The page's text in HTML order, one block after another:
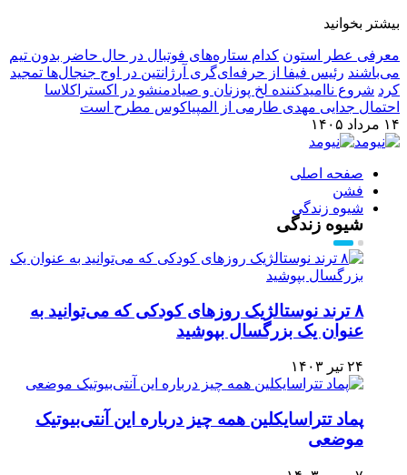
بیشتر بخوانید
معرفی عطر استون کدام ستاره‌های فوتبال در حال حاضر بدون تیم
می‌باشند رئیس فیفا از حرفه‌ای‌گری آرژانتین در اوج جنجال‌ها تمجید
کرد شروع ناامیدکننده لخ پوزنان و صیادمنشو در اکستراکلاسا
احتمال جدایی مهدی طارمی از المپیاکوس مطرح است
۱۴ مرداد ۱۴۰۵
صفحه اصلی
فشن
شیوه زندگی
شیوه زندگی
۸ ترند نوستالژیک روزهای کودکی که می‌توانید به
عنوان یک بزرگسال بپوشید
۲۴ تیر ۱۴۰۳
پماد تتراسایکلین همه چیز درباره این آنتی‌بیوتیک
موضعی